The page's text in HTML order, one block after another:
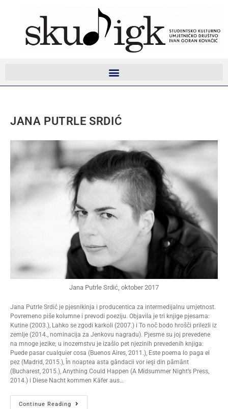
JANA PUTRLE SRDIĆ
Jana Putrle Srdić, oktober 2017
Jana Putrle Srdić je pjesnikinja i producentica za intermedijalnu umjetnost.
Povremeno piše kolumne i prevodi poeziju. Objavila je tri knjige pjesama:
Kutine (2003.), Lahko se zgodi karkoli (2007.) i To noč bodo hrošči prilezli iz
zemlje (2014., nominacija za Jenkovu nagradu). Pjesme su joj prevedene
na mnoge jezike; u inozemstvu je izašlo pet njezinih prevedenih knjiga:
Puede pasar cualquier cosa (Buenos Aires, 2011.), Este poema lo paga el
pez (Madrid, 2015.), În noaptea asta gândacii vor ieşi din pământ
(Bucharest, 2015.), Anything Could Happen (A Midsummer Night’s Press,
2014.) i Diese Nacht kommen Käfer aus…
Continue Reading